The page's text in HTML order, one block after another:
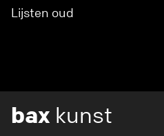
Lijsten oud
bax kunst